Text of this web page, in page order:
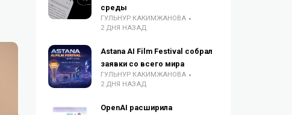
среды
ГУЛЬНУР КАКИМЖАНОВА
2 ДНЯ НАЗАД
Astana AI Film Festival собрал
заявки со всего мира
ГУЛЬНУР КАКИМЖАНОВА
2 ДНЯ НАЗАД
OpenAI расширила